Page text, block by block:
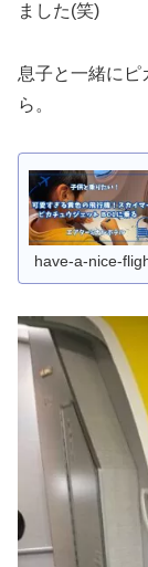
ました(笑)
息子と一緒にピ
ら。
have-a-nice-